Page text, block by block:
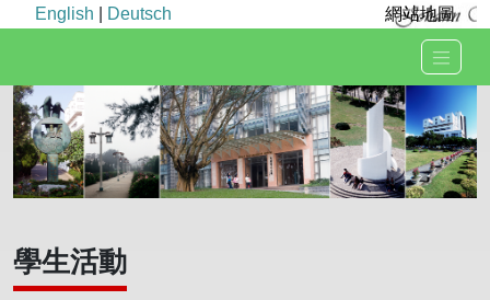
English Deutsch 網站地圖
學生活動